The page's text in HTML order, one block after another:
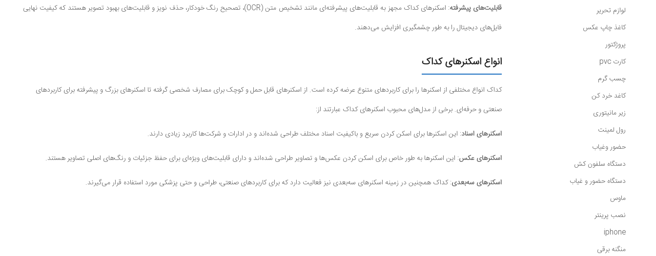
لوازم تحریر
کاغذ چاپ عکس
پروژکتور
کارت pvc
چسب گرم
کاغد خرد کن
زیر مانیتوری
رول لمینت
حضور وغیاب
دستگاه سلفون کش
دستگاه حضور و غیاب
ماوس
نصب پرینتر
iphone
منگنه برقی
قابلیت‌های پیشرفته
: اسکنرهای کداک مجهز به قابلیت‌های پیشرفته‌ای مانند تشخیص متن (OCR)، تصحیح رنگ خودکار، حذف نویز و قابلیت‌های بهبود تصویر هستند که کیفیت نهایی
فایل‌های دیجیتال را به طور چشمگیری افزایش می‌دهند.
انواع اسکنرهای کداک
کداک انواع مختلفی از اسکنرها را برای کاربردهای متنوع عرضه کرده است. از اسکنرهای قابل حمل و کوچک برای مصارف شخصی گرفته تا اسکنرهای بزرگ و پیشرفته برای کاربردهای
صنعتی و حرفه‌ای. برخی از مدل‌های محبوب اسکنرهای کداک عبارتند از:
اسکنرهای اسناد: این اسکنرها برای اسکن کردن سریع و باکیفیت اسناد مختلف طراحی شده‌اند و در ادارات و شرکت‌ها کاربرد زیادی دارند.
اسکنرهای عکس: این اسکنرها به طور خاص برای اسکن کردن عکس‌ها و تصاویر طراحی شده‌اند و دارای قابلیت‌های ویژه‌ای برای حفظ جزئیات و رنگ‌های اصلی تصاویر هستند.
اسکنرهای سه‌بعدی: کداک همچنین در زمینه اسکنرهای سه‌بعدی نیز فعالیت دارد که برای کاربردهای صنعتی، طراحی و حتی پزشکی مورد استفاده قرار می‌گیرند.